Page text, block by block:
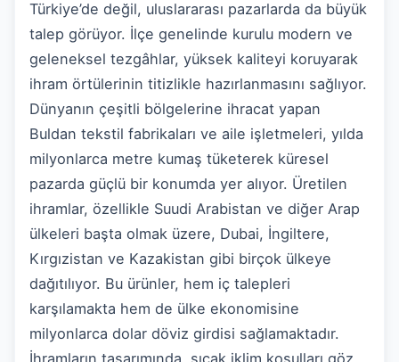
Türkiye’de değil, uluslararası pazarlarda da büyük
talep görüyor. İlçe genelinde kurulu modern ve
geleneksel tezgâhlar, yüksek kaliteyi koruyarak
ihram örtülerinin titizlikle hazırlanmasını sağlıyor.
Dünyanın çeşitli bölgelerine ihracat yapan
Buldan tekstil fabrikaları ve aile işletmeleri, yılda
milyonlarca metre kumaş tüketerek küresel
pazarda güçlü bir konumda yer alıyor. Üretilen
ihramlar, özellikle Suudi Arabistan ve diğer Arap
ülkeleri başta olmak üzere, Dubai, İngiltere,
Kırgızistan ve Kazakistan gibi birçok ülkeye
dağıtılıyor. Bu ürünler, hem iç talepleri
karşılamakta hem de ülke ekonomisine
milyonlarca dolar döviz girdisi sağlamaktadır.
İhramların tasarımında, sıcak iklim koşulları göz